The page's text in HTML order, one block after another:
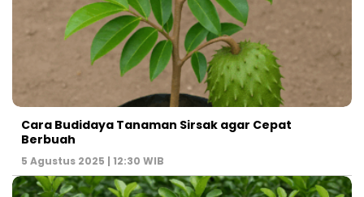
Cara Budidaya Tanaman Sirsak agar Cepat
Berbuah
5 Agustus 2025 | 12:30 WIB